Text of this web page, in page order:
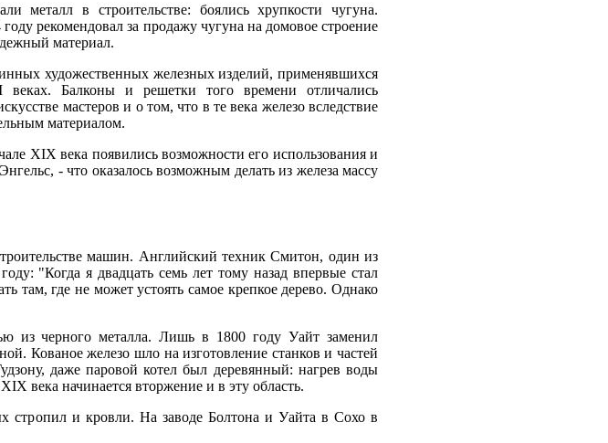
металл в строительстве: боялись хрупкости чугуна.
рекомендовал за продажу чугуна на домовое строение
материал.
художественных железных изделий, применявшихся
Балконы и решетки того времени отличались
мастеров и о том, что в те века железо вследствие
материалом.
XIX века появились возможности его использования и
- что оказалось возможным делать из железа массу
машин. Английский техник Смитон, один из
"Когда я двадцать семь лет тому назад впервые стал
там, где не может устоять самое крепкое дерево. Однако
из черного металла. Лишь в 1800 году Уайт заменил
Кованое железо шло на изготовление станков и частей
даже паровой котел был деревянный: нагрев воды
века начинается вторжение и в эту область.
стропил и кровли. На заводе Болтона и Уайта в Сохо в